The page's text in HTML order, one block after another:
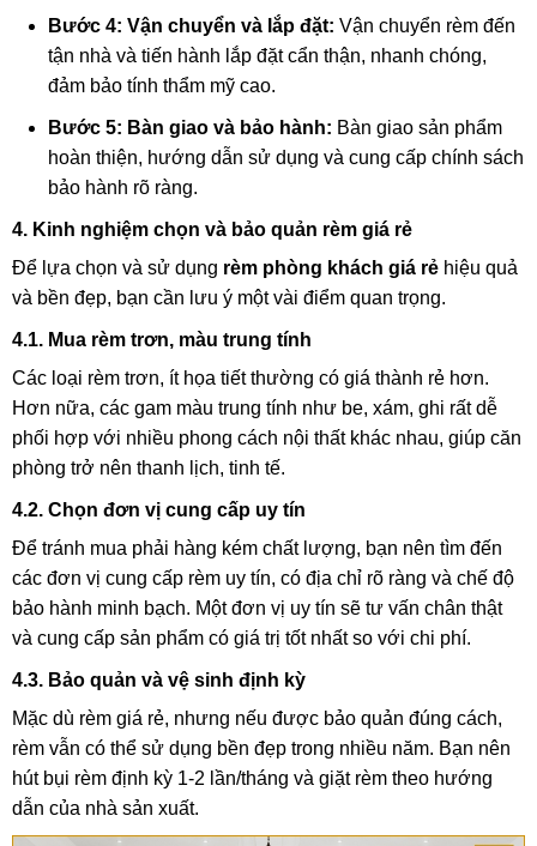
Bước 4: Vận chuyển và lắp đặt: Vận chuyển rèm đến
tận nhà và tiến hành lắp đặt cẩn thận, nhanh chóng,
đảm bảo tính thẩm mỹ cao.
Bước 5: Bàn giao và bảo hành: Bàn giao sản phẩm
hoàn thiện, hướng dẫn sử dụng và cung cấp chính sách
bảo hành rõ ràng.
4. Kinh nghiệm chọn và bảo quản rèm giá rẻ
Để lựa chọn và sử dụng rèm phòng khách giá rẻ hiệu quả
và bền đẹp, bạn cần lưu ý một vài điểm quan trọng.
4.1. Mua rèm trơn, màu trung tính
Các loại rèm trơn, ít họa tiết thường có giá thành rẻ hơn.
Hơn nữa, các gam màu trung tính như be, xám, ghi rất dễ
phối hợp với nhiều phong cách nội thất khác nhau, giúp căn
phòng trở nên thanh lịch, tinh tế.
4.2. Chọn đơn vị cung cấp uy tín
Để tránh mua phải hàng kém chất lượng, bạn nên tìm đến
các đơn vị cung cấp rèm uy tín, có địa chỉ rõ ràng và chế độ
bảo hành minh bạch. Một đơn vị uy tín sẽ tư vấn chân thật
và cung cấp sản phẩm có giá trị tốt nhất so với chi phí.
4.3. Bảo quản và vệ sinh định kỳ
Mặc dù rèm giá rẻ, nhưng nếu được bảo quản đúng cách,
rèm vẫn có thể sử dụng bền đẹp trong nhiều năm. Bạn nên
hút bụi rèm định kỳ 1-2 lần/tháng và giặt rèm theo hướng
dẫn của nhà sản xuất.